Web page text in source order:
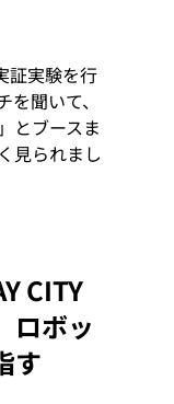
証実験を行
聞いて、
とブースま
見られまし
CITY
ロボッ
す